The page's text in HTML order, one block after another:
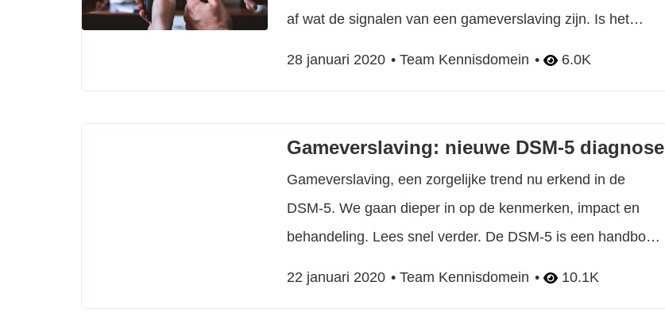
af wat de signalen van een gameverslaving zijn. Is het
28 januari 2020 Team Kennisdomein 6.0K
Gameverslaving: nieuwe DSM-5 diagnose
Gameverslaving, een zorgelijke trend nu erkend in de
DSM-5. We gaan dieper in op de kenmerken, impact en
behandeling. Lees snel verder. De DSM-5 is een handboek
22 januari 2020 Team Kennisdomein 10.1K